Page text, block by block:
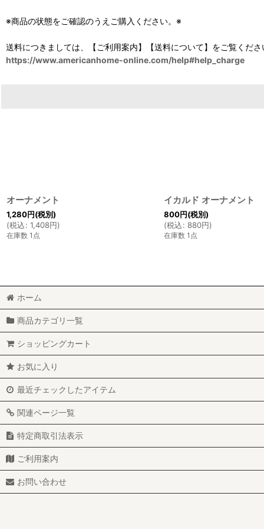
※商品の状態をご確認のうえご購入ください。※
送料につきましては、【ご利用案内】【送料について】をご覧くださ
https://www.americanhome-online.com/help#help_charge
オーナメント
1,280円(税別)
(税込: 1,408円)
在庫数 1点
イカルド オーナメント
800円(税別)
(税込: 880円)
在庫数 1点
ホーム
商品カテゴリ一覧
ショッピングカート
お気に入り
最近チェックしたアイテム
関連ページ一覧
特定商取引法表示
ご利用案内
お問い合わせ